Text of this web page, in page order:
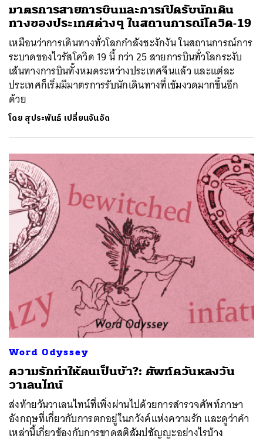
มาตรการสายการบินและการเปิดรับนักเดิน
ทางของประเทศต่างๆ ในสถานการณ์โควิด-19
เหมือนว่าการเดินทางทั่วโลกกำลังชะงักงัน ในสถานการณ์การ
ระบาดของไวรัสโควิด 19 นี้ กว่า 25 สายการบินทั่วโลกระงับ
เส้นทางการบินทั้งหมดระหว่างประเทศจีนแล้ว และแต่ละ
ประเทศก็เริ่มมีมาตรการรับนักเดินทางที่เข้มงวดมากขึ้นอีก
ด้วย
โดย สุประพันธ์ เปลี่ยนจันอัด
Word Odyssey
ความรักทำให้คนเป็นบ้า?: ศัพท์ควันหลงวัน
วาเลนไทน์
ส่งท้ายวันวาเลนไทน์ที่เพิ่งผ่านไปด้วยการสำรวจศัพท์ภาษา
อังกฤษที่เกี่ยวกับการตกอยู่ในภวังค์แห่งความรัก และดูว่าคำ
เหล่านี้เกี่ยวข้องกับการขาดสติสัมปชัญญะอย่างไรบ้าง